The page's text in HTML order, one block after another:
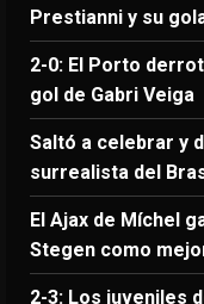
Prestianni y su
2-0: El Porto
gol de Gabri Veiga
Saltó a celebrar y
surrealista del
El Ajax de Míchel
Stegen como
2-3: Los juveniles